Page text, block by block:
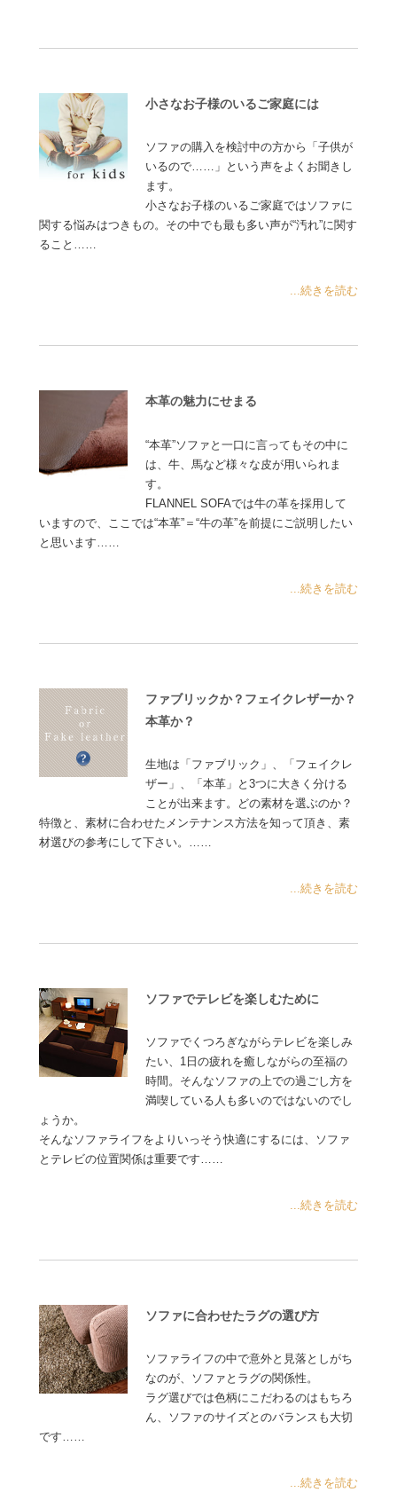
小さなお子様のいるご家庭には
ソファの購入を検討中の方から「子供が
いるので……」という声をよくお聞きし
ます。
小さなお子様のいるご家庭ではソファに
関する悩みはつきもの。その中でも最も多い声が“汚れ”に関す
ること……
...続きを読む
本革の魅力にせまる
“本革”ソファと一口に言ってもその中に
は、牛、馬など様々な皮が用いられま
す。
FLANNEL SOFAでは牛の革を採用して
いますので、ここでは“本革”＝“牛の革”を前提にご説明したい
と思います……
...続きを読む
ファブリックか？フェイクレザーか？
本革か？
生地は「ファブリック」、「フェイクレ
ザー」、「本革」と3つに大きく分ける
ことが出来ます。どの素材を選ぶのか？
特徴と、素材に合わせたメンテナンス方法を知って頂き、素
材選びの参考にして下さい。……
...続きを読む
ソファでテレビを楽しむために
ソファでくつろぎながらテレビを楽しみ
たい、1日の疲れを癒しながらの至福の
時間。そんなソファの上での過ごし方を
満喫している人も多いのではないのでし
ょうか。
そんなソファライフをよりいっそう快適にするには、ソファ
とテレビの位置関係は重要です……
...続きを読む
ソファに合わせたラグの選び方
ソファライフの中で意外と見落としがち
なのが、ソファとラグの関係性。
ラグ選びでは色柄にこだわるのはもちろ
ん、ソファのサイズとのバランスも大切
です……
...続きを読む